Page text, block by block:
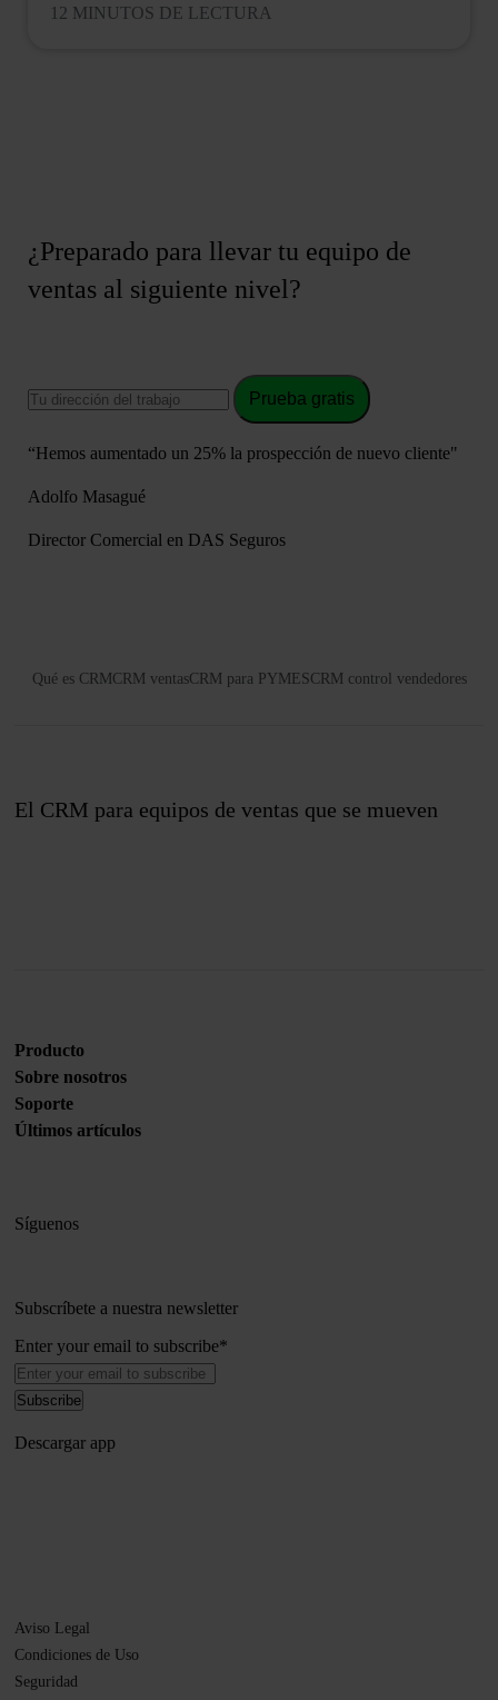
12 MINUTOS DE LECTURA
¿Preparado para llevar tu equipo de
ventas al siguiente nivel?
Prueba gratis
“Hemos aumentado un 25% la prospección de nuevo cliente"
Adolfo Masagué
Director Comercial en DAS Seguros
Qué es CRMCRM ventasCRM para PYMESCRM control vendedores
El CRM para equipos de ventas que se mueven
Producto
Sobre nosotros
Soporte
Últimos artículos
Síguenos
Subscríbete a nuestra newsletter
Enter your email to subscribe*
Descargar app
Aviso Legal
Condiciones de Uso
Seguridad